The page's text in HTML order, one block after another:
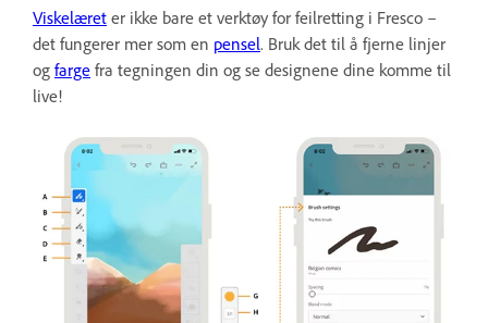
Viskelæret er ikke bare et verktøy for feilretting i Fresco –
det fungerer mer som en pensel. Bruk det til å fjerne linjer
og farge fra tegningen din og se designene dine komme til
live!